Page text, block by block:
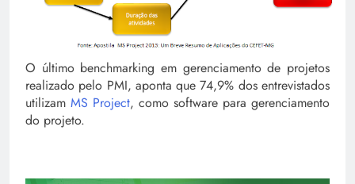
O último benchmarking em gerenciamento de projetos
realizado pelo PMI, aponta que 74,9% dos entrevistados
utilizam MS Project, como software para gerenciamento
do projeto.